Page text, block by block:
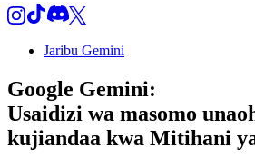
Jaribu Gemini
Google Gemini:
Usaidizi wa masomo
kujiandaa kwa Mitihani